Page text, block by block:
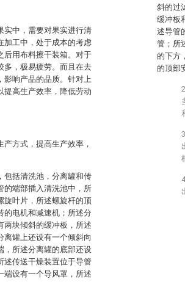
实中，需要对果实进行清
加工中，处于成本的考虑
后用布料擦干装箱。对于
多，极易疲劳。而且在去
影响产品的品质。针对上
提高生产效率，降低劳动
方式，提高生产效率，
包括清洗池，分离罐和传
的端部插入清洗池中，所
旋叶片，所述螺旋杆的顶
的电机和减速机；所述分
两块倾斜的缓冲板，所述
离罐上还设有一个倾斜向
，所述分离罐的底部还设
述传送干燥装置位于导管
端设有一个导风罩，所述
斜的过
缓冲板
述导管
管；所
的下方
的顶部